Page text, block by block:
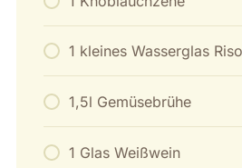
1 kleines Wasserglas
1,5l Gemüsebrühe
1 Glas Weißwein